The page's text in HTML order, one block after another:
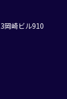
岡崎ビル910